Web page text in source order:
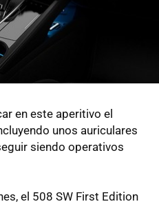
en este aperitivo el
unos auriculares
siendo operativos
el 508 SW First Edition